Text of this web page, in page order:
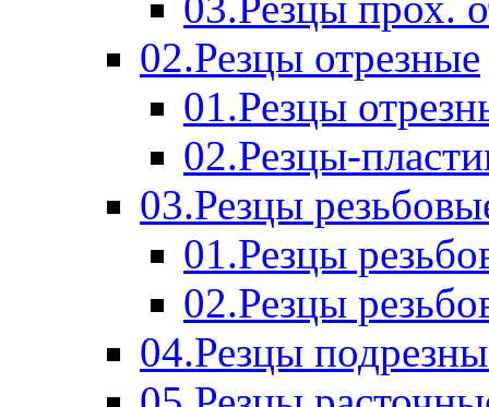
02.Резцы отрезные
01.Резцы
02.Резцы-
03.Резцы
01.Резцы
02.Резцы
04.Резцы